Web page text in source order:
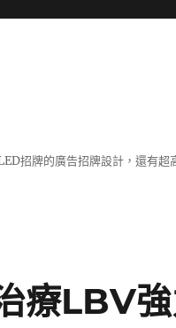
招牌的廣告招牌設計，還有
療LBV